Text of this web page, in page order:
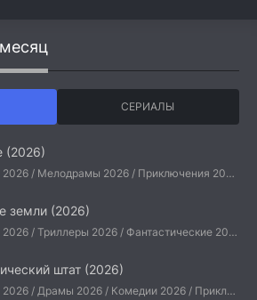
СЕРИАЛЫ
(2026)
Боевики 2026 / Мелодрамы 2026 / Приключения 2026 / Ужасы 2026 / Фантастические 2026 / Зарубежные фильмы 2026 / Американские фильмы / Фильмы 2026
земли (2026)
Боевики 2026 / Триллеры 2026 / Фантастические 2026 / Зарубежные фильмы 2026 / Американские фильмы / Фильмы 2026
штат (2026)
Боевики 2026 / Драмы 2026 / Комедии 2026 / Приключения 2026 / Фантастические 2026 / Зарубежные фильмы 2026 / Американские фильмы / Фильмы 2026